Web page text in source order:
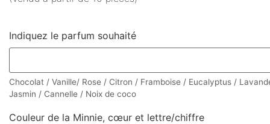
Indiquez le parfum souhaité
Chocolat / Vanille/ Rose / Citron / Framboise / Eucalyptus /
Jasmin / Cannelle / Noix de coco
Couleur de la Minnie, cœur et lettre/chiffre